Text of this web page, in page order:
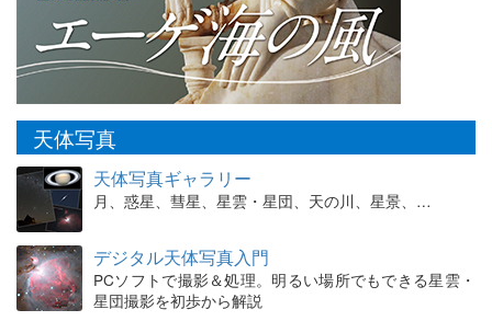
天体写真
天体写真ギャラリー
月、惑星、彗星、星雲・星団、天の川、星景、…
デジタル天体写真入門
PCソフトで撮影＆処理。明るい場所でもできる星雲・
星団撮影を初歩から解説